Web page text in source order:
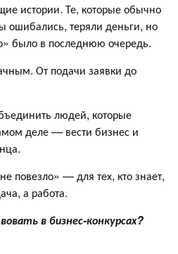
истории. Те, которые обычно
ошибались, теряли деньги, но
было в последнюю очередь.
От подачи заявки до
людей, которые
деле — вести бизнес и
повезло» — для тех, кто знает,
а работа.
в бизнес-конкурсах?